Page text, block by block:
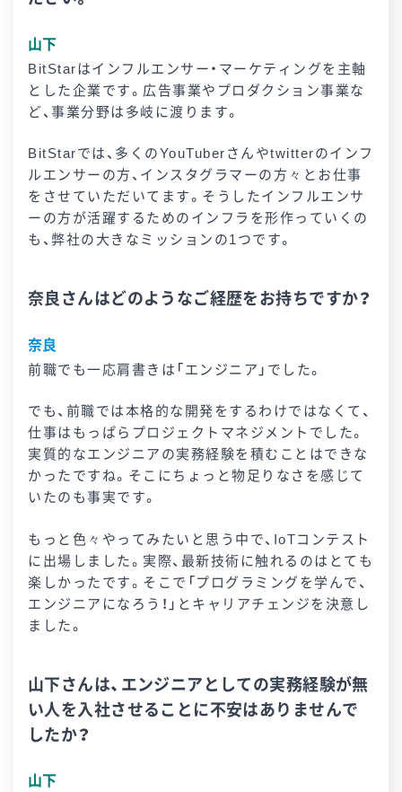
山下
BitStarはインフルエンサー・マーケティングを主軸
とした企業です。広告事業やプロダクション事業な
ど、事業分野は多岐に渡ります。
BitStarでは、多くのYouTuberさんやtwitterのインフ
ルエンサーの方、インスタグラマーの方々とお仕事
をさせていただいてます。そうしたインフルエンサ
ーの方が活躍するためのインフラを形作っていくの
も、弊社の大きなミッションの1つです。
奈良さんはどのようなご経歴をお持ちですか？
奈良
前職でも一応肩書きは「エンジニア」でした。
でも、前職では本格的な開発をするわけではなくて、
仕事はもっぱらプロジェクトマネジメントでした。
実質的なエンジニアの実務経験を積むことはできな
かったですね。そこにちょっと物足りなさを感じて
いたのも事実です。
もっと色々やってみたいと思う中で、IoTコンテスト
に出場しました。実際、最新技術に触れるのはとても
楽しかったです。そこで「プログラミングを学んで、
エンジニアになろう！」とキャリアチェンジを決意し
ました。
山下さんは、エンジニアとしての実務経験が無
い人を入社させることに不安はありませんで
したか？
山下